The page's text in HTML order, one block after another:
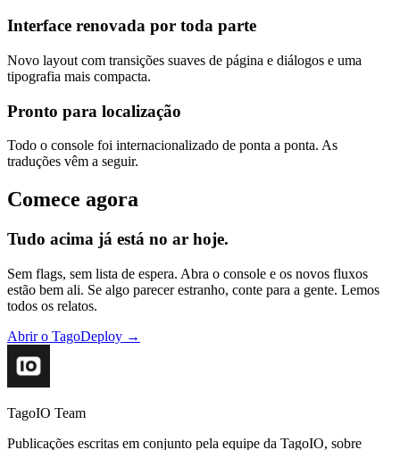
Interface renovada por toda parte
Novo layout com transições suaves de página e diálogos e uma
tipografia mais compacta.
Pronto para localização
Todo o console foi internacionalizado de ponta a ponta. As
traduções vêm a seguir.
Comece agora
Tudo acima já está no ar hoje.
Sem flags, sem lista de espera. Abra o console e os novos fluxos
estão bem ali. Se algo parecer estranho, conte para a gente. Lemos
todos os relatos.
Abrir o TagoDeploy →
TagoIO Team
Publicações escritas em conjunto pela equipe da TagoIO, sobre